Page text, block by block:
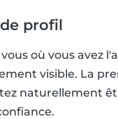
profil
où vous avez
visible. La
naturellement